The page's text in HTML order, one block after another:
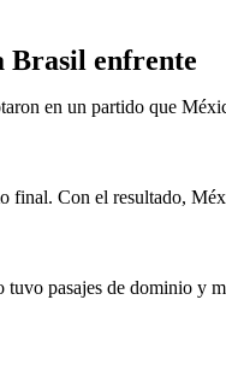
Brasil enfrente
en un partido que
final. Con el resultado,
pasajes de dominio y